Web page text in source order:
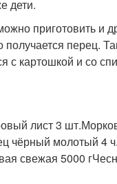
дети.
приготовить и
перец.
с картошкой и со
лист 3
чёрный молотый 4
свежая 5000